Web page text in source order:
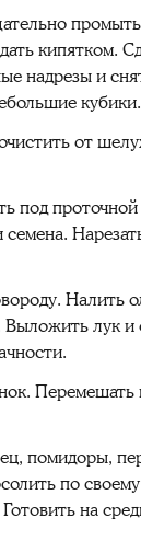
кипятком.
надрезы и
кубики.
от
под проточной
Налить
Выложить лук
Перемешать
помидоры,
по
на